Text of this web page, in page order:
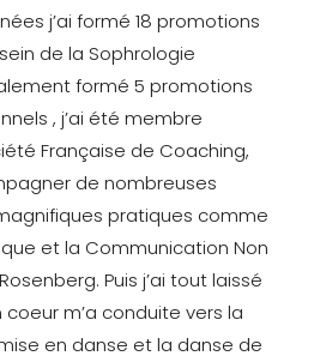
j’ai formé 18 promotions
de la Sophrologie
formé 5 promotions
, j’ai été membre
Française de Coaching,
de nombreuses
pratiques comme
et la Communication Non
Puis j’ai tout laissé
m’a conduite vers la
en danse et la danse de